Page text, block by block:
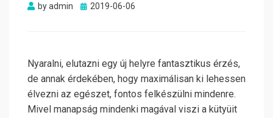
byadmin
Posted
2019-06-06
Nyaralni, elutazni egy új helyre fantasztikus érzés,
de annak érdekében, hogy maximálisan ki lehessen
élvezni az egészet, fontos felkészülni mindenre.
Mivel manapság mindenki magával viszi a kütyüit